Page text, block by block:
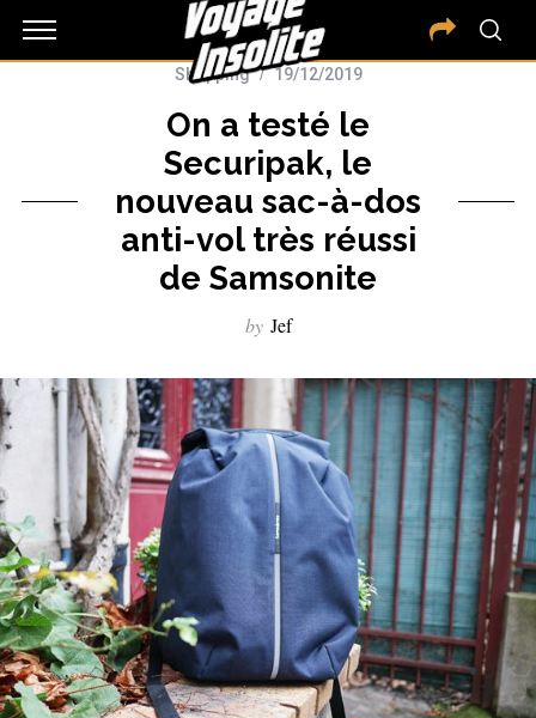
Shopping 19/12/2019
On a testé le
Securipak, le
nouveau sac-à-dos
anti-vol très réussi
de Samsonite
by Jef